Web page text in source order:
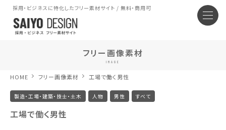
採用・ビジネスに特化したフリー素材サイト / 無料・商用可
フリー画像素材
IMAGE
HOME フリー画像素材 工場で働く男性
製造・工場・建築・技士・土木 人物 男性 すべて
工場で働く男性